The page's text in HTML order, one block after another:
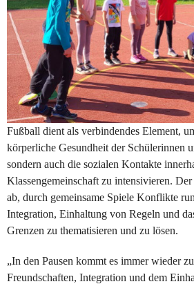
Fußball dient als verbindendes Element,
körperliche Gesundheit der Schülerinnen
sondern auch die sozialen Kontakte
Klassengemeinschaft zu intensivieren.
ab, durch gemeinsame Spiele Konflikte
Integration, Einhaltung von Regeln und
Grenzen zu thematisieren und zu lösen.
„In den Pausen kommt es immer wieder
Freundschaften, Integration und dem